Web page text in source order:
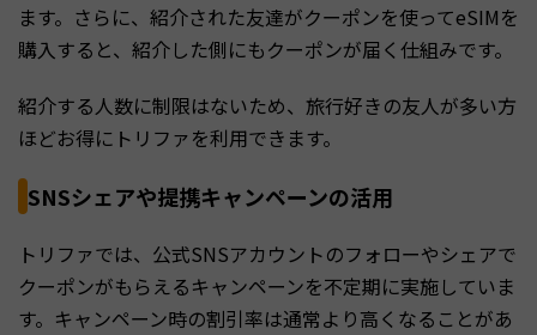
ます。さらに、紹介された友達がクーポンを使ってeSIMを
購入すると、紹介した側にもクーポンが届く仕組みです。
紹介する人数に制限はないため、旅行好きの友人が多い方
ほどお得にトリファを利用できます。
SNSシェアや提携キャンペーンの活用
トリファでは、公式SNSアカウントのフォローやシェアで
クーポンがもらえるキャンペーンを不定期に実施していま
す。キャンペーン時の割引率は通常より高くなることがあ